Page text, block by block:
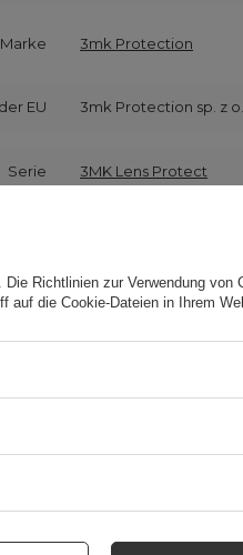
Marke 3mk Protection
EU 3mk Protection sp. z
Serie 3MK Lens Protect
15,5
Die Richtlinien zur Verwendung von
auf die Cookie-Dateien in Ihrem